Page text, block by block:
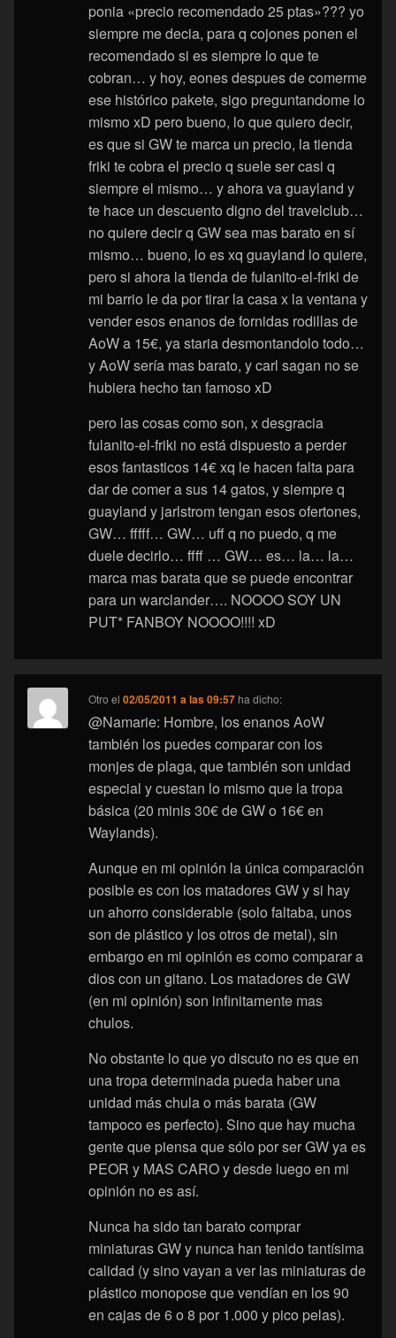
ponia «precio recomendado 25 ptas»??? yo
siempre me decia, para q cojones ponen el
recomendado si es siempre lo que te
cobran… y hoy, eones despues de comerme
ese histórico pakete, sigo preguntandome lo
mismo xD pero bueno, lo que quiero decir,
es que si GW te marca un precio, la tienda
friki te cobra el precio q suele ser casi q
siempre el mismo… y ahora va guayland y
te hace un descuento digno del travelclub…
no quiere decir q GW sea mas barato en sí
mismo… bueno, lo es xq guayland lo quiere,
pero si ahora la tienda de fulanito-el-friki de
mi barrio le da por tirar la casa x la ventana y
vender esos enanos de fornidas rodillas de
AoW a 15€, ya staria desmontandolo todo…
y AoW sería mas barato, y carl sagan no se
hubiera hecho tan famoso xD
pero las cosas como son, x desgracia
fulanito-el-friki no está dispuesto a perder
esos fantasticos 14€ xq le hacen falta para
dar de comer a sus 14 gatos, y siempre q
guayland y jarlstrom tengan esos ofertones,
GW… fffff… GW… uff q no puedo, q me
duele decirlo… ffff … GW… es… la… la…
marca mas barata que se puede encontrar
para un warclander…. NOOOO SOY UN
PUT* FANBOY NOOOO!!!! xD
Otro el02/05/2011 a las 09:57 ha dicho:
@Namarie: Hombre, los enanos AoW
también los puedes comparar con los
monjes de plaga, que también son unidad
especial y cuestan lo mismo que la tropa
básica (20 minis 30€ de GW o 16€ en
Waylands).
Aunque en mi opinión la única comparación
posible es con los matadores GW y si hay
un ahorro considerable (solo faltaba, unos
son de plástico y los otros de metal), sin
embargo en mi opinión es como comparar a
dios con un gitano. Los matadores de GW
(en mi opinión) son infinitamente mas
chulos.
No obstante lo que yo discuto no es que en
una tropa determinada pueda haber una
unidad más chula o más barata (GW
tampoco es perfecto). Sino que hay mucha
gente que piensa que sólo por ser GW ya es
PEOR y MAS CARO y desde luego en mi
opinión no es así.
Nunca ha sido tan barato comprar
miniaturas GW y nunca han tenido tantísima
calidad (y sino vayan a ver las miniaturas de
plástico monopose que vendían en los 90
en cajas de 6 o 8 por 1.000 y pico pelas).